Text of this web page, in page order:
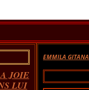
JOIE
LUI
EMMILA GITANA